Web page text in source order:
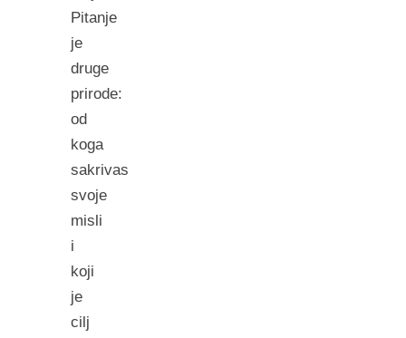
Pitanje
je
druge
prirode:
od
koga
sakrivas
svoje
misli
i
koji
je
cilj